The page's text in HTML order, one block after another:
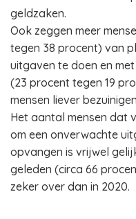
geldzaken.
Ook zeggen meer
tegen 38 procent) van
uitgaven te doen en
(23 procent tegen 19
mensen liever
Het aantal mensen dat
om een onverwachte
opvangen is vrijwel
geleden (circa 66
zeker over dan in 2020.